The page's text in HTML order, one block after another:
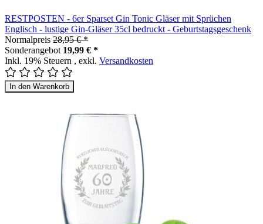
RESTPOSTEN - 6er Sparset Gin Tonic Gläser mit Sprüchen
Englisch - lustige Gin-Gläser 35cl bedruckt - Geburtstagsgeschenk
Normalpreis 28,95 € *
Sonderangebot 19,99 € *
Inkl. 19% Steuern , exkl. Versandkosten
In den Warenkorb